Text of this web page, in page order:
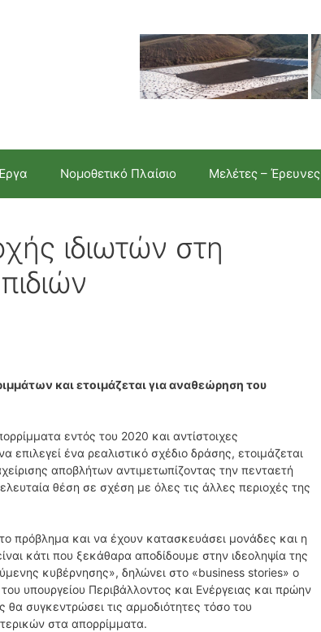
Νομοθετικό Πλαίσιο Μελέτες – Έρευνες
ιδιωτών στη
και ετοιμάζεται για αναθεώρηση του
εντός του 2020 και αντίστοιχες
ένα ρεαλιστικό σχέδιο δράσης, ετοιμάζεται
αποβλήτων αντιμετωπίζοντας την πενταετή
θέση σε σχέση με όλες τις άλλες περιοχές της
πρόβλημα και να έχουν κατασκευάσει μονάδες και η
κάτι που ξεκάθαρα αποδίδουμε στην ιδεοληψία της
κυβέρνησης», δηλώνει στο «business stories» o
υπουργείου Περιβάλλοντος και Ενέργειας και πρώην
συγκεντρώσει τις αρμοδιότητες τόσο του
στα απορρίμματα.